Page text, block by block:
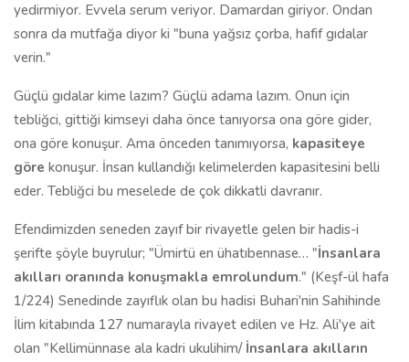
yedirmiyor. Evvela serum veriyor. Damardan giriyor. Ondan
sonra da mutfağa diyor ki "buna yağsız çorba, hafif gıdalar
verin."
Güçlü gıdalar kime lazım? Güçlü adama lazım. Onun için
tebliğci, gittiği kimseyi daha önce tanıyorsa ona göre gider,
ona göre konuşur. Ama önceden tanımıyorsa, kapasiteye
göre konuşur. İnsan kullandığı kelimelerden kapasitesini belli
eder. Tebliğci bu meselede de çok dikkatli davranır.
Efendimizden seneden zayıf bir rivayetle gelen bir hadis-i
şerifte şöyle buyrulur; "Ümirtü en ühatıbennase… "İnsanlara
akılları oranında konuşmakla emrolundum." (Keşf-ül hafa
1/224) Senedinde zayıflık olan bu hadisi Buhari'nin Sahihinde
İlim kitabında 127 numarayla rivayet edilen ve Hz. Ali'ye ait
olan "Kellimünnase ala kadri ukulihim/ İnsanlara akılların